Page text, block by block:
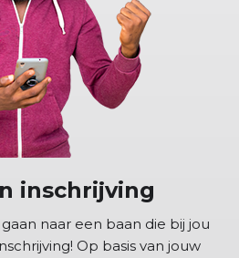
inschrijving
naar een baan die bij jou
Op basis van jouw